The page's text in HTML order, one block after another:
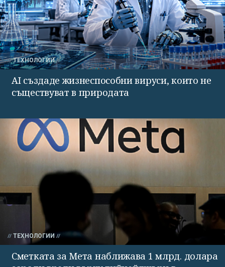
ТЕХНОЛОГИИ
AI създаде жизнеспособни вируси, които не
съществуват в природата
ТЕХНОЛОГИИ
Сметката за Мета наближава 1 млрд. долара